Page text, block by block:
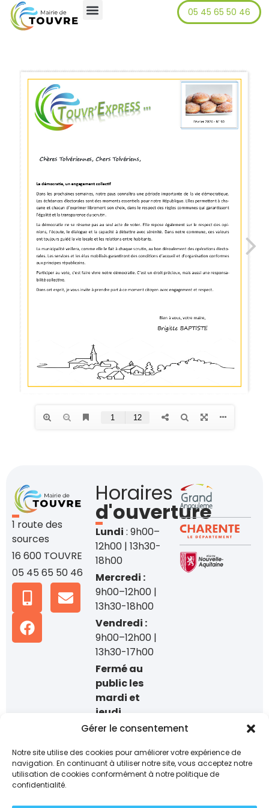
Gérer le consentement
Notre site utilise des cookies pour améliorer votre expérience de
navigation. En continuant à utiliser notre site, vous acceptez notre
utilisation de cookies conformément à notre politique de
confidentialité.
05 45 65 50 46
1 route des
sources
16 600 TOUVRE
05 45 65 50 46
Horaires
d'ouverture
Lundi : 9h00–
12h00 | 13h30-
18h00
Mercredi :
9h00–12h00 |
13h30-18h00
Vendredi :
9h00–12h00 |
13h30-17h00
Fermé au
public les
mardi et
jeudi
Accueil
uniquement.
Mentions